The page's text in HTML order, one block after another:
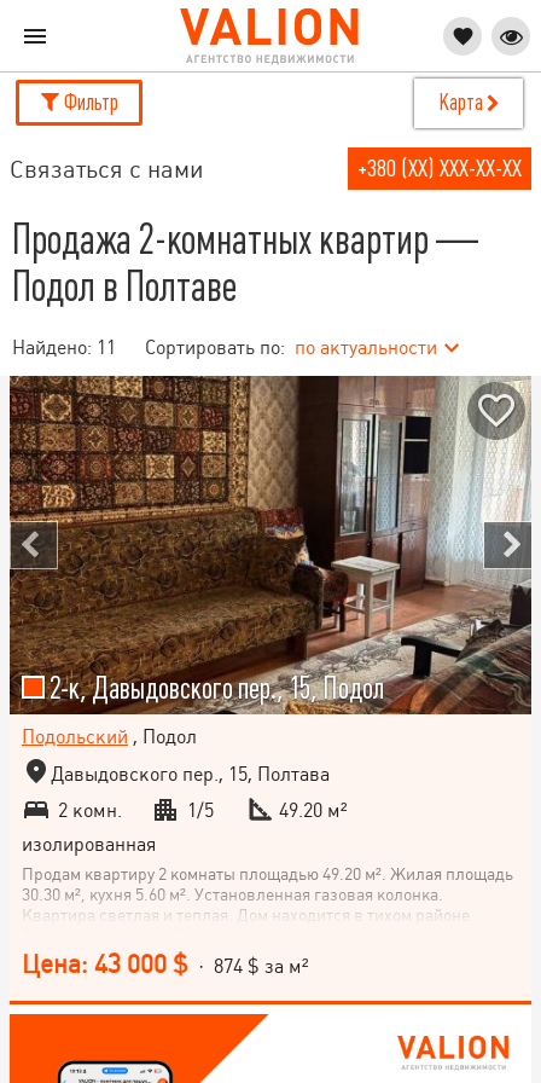
Фильтр Карта
Связаться с нами +380 (XX) XXX-XX-XX
Продажа 2-комнатных квартир —
Подол в Полтаве
Найдено: 11 Сортировать по: по актуальности
2-к, Давыдовского пер., 15, Подол
Подольский , Подол
Давыдовского пер., 15, Полтава
2 комн.
1/5
49.20 м²
изолированная
Продам квартиру 2 комнаты площадью 49.20 м². Жилая площадь
30.30 м², кухня 5.60 м². Установленная газовая колонка.
Квартира светлая и теплая. Дом находится в тихом районе
комфортной жизни: детский сад, школа, магазины и остановка
общественного транспорта. До центра Полтавы около 7 минут на
автомобиле, до реки Ворскла около 20 минут пешком. !
Документы готовы к продаже.
Цена: 43 000 $ · 874 $ за м²